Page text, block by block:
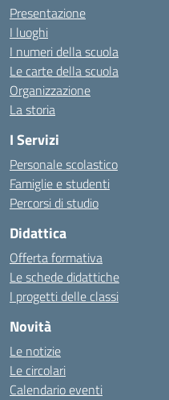
Presentazione
I luoghi
I numeri della scuola
Le carte della scuola
Organizzazione
La storia
I Servizi
Personale scolastico
Famiglie e studenti
Percorsi di studio
Didattica
Offerta formativa
Le schede didattiche
I progetti delle classi
Novità
Le notizie
Le circolari
Calendario eventi